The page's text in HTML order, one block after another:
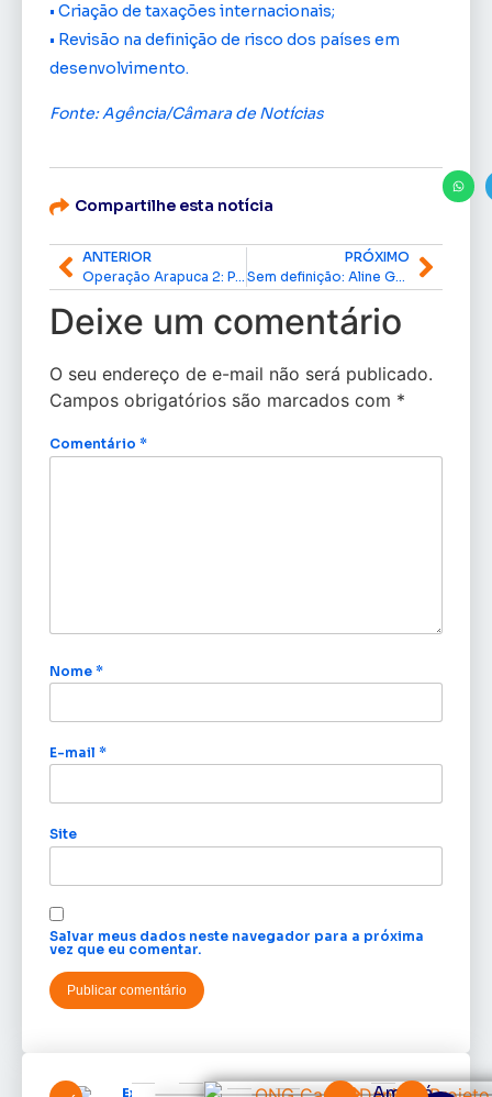
• Criação de taxações internacionais;
• Revisão na definição de risco dos países em
desenvolvimento.
Fonte: Agência/Câmara de Notícias
Compartilhe esta notícia
ANTERIOR
Operação Arapuca 2: PF prende dois suspeitos de tráfico de pessoas e exploração sexual em Oiapoque
PRÓXIMO
Sem definição: Aline Gurgel segue no segundo mandato como deputada federal
Deixe um comentário
O seu endereço de e-mail não será publicado.
Campos obrigatórios são marcados com *
Comentário *
Nome *
E-mail *
Site
Salvar meus dados neste navegador para a próxima
vez que eu comentar.
Expofeira